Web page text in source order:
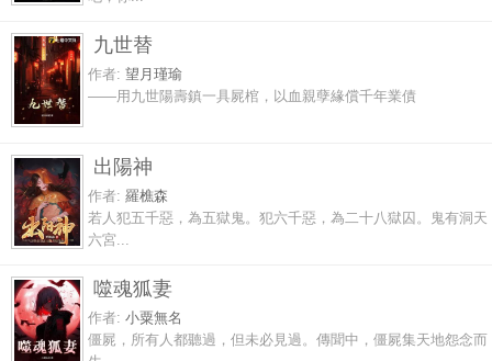
九世替
作者: 望月瑾瑜
——用九世陽壽鎮一具屍棺，以血親孽緣償千年業債
出陽神
作者: 羅樵森
若人犯五千惡，為五獄鬼。犯六千惡，為二十八獄囚。鬼有洞天
六宮...
噬魂狐妻
作者: 小粟無名
僵屍，所有人都聽過，但未必見過。傳聞中，僵屍集天地怨念而